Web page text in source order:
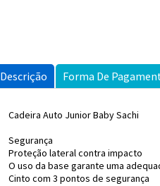
Descrição Forma De
Cadeira Auto Junior Baby Sachi
Segurança
Proteção lateral contra impacto
O uso da base garante uma
Cinto com 3 pontos de segurança